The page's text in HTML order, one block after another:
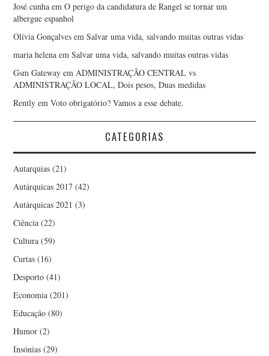
José cunha emO perigo da candidatura de Rangel se tornar um
albergue espanhol
Olívia Gonçalves emSalvar uma vida, salvando muitas outras vidas
maria helena emSalvar uma vida, salvando muitas outras vidas
Gsm Gateway emADMINISTRAÇÃO CENTRAL vs
ADMINISTRAÇÃO LOCAL, Dois pesos, Duas medidas
Rently emVoto obrigatório? Vamos a esse debate.
CATEGORIAS
Autarquias (21)
Autárquicas 2017 (42)
Autárquicas 2021 (3)
Ciência (22)
Cultura (59)
Curtas (16)
Desporto (41)
Economia (201)
Educação (80)
Humor (2)
Insónias (29)